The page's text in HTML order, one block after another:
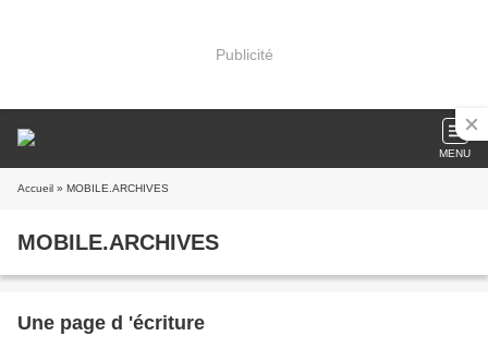
Publicité
MENU
Accueil » MOBILE.ARCHIVES
MOBILE.ARCHIVES
Une page d 'écriture